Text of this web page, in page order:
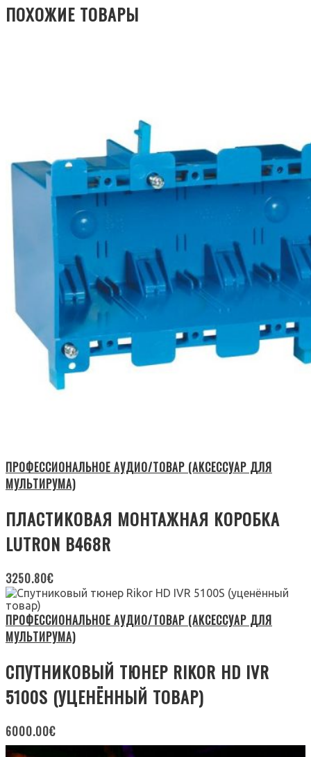
ПОХОЖИЕ ТОВАРЫ
ПРОФЕССИОНАЛЬНОЕ АУДИО/ТОВАР (АКСЕССУАР ДЛЯ
МУЛЬТИРУМА)
ПЛАСТИКОВАЯ МОНТАЖНАЯ КОРОБКА
LUTRON B468R
3250.80€
ПРОФЕССИОНАЛЬНОЕ АУДИО/ТОВАР (АКСЕССУАР ДЛЯ
МУЛЬТИРУМА)
СПУТНИКОВЫЙ ТЮНЕР RIKOR HD IVR
5100S (УЦЕНЁННЫЙ ТОВАР)
6000.00€